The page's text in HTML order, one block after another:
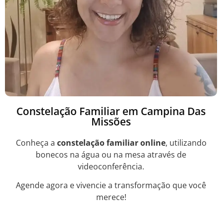
Constelação Familiar em Campina Das
Missões
Conheça a constelação familiar online, utilizando
bonecos na água ou na mesa através de
videoconferência.
Agende agora e vivencie a transformação que você
merece!